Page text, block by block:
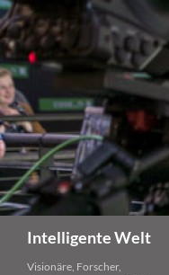
Zum
Inhalt
springen
Intelligente Welt
Visionäre, Forscher,